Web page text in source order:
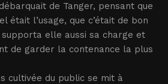
de Tanger, pensant que
était l’usage, que c’était de bon
elle aussi sa charge et
de garder la contenance la plus
cultivée du public se mit à